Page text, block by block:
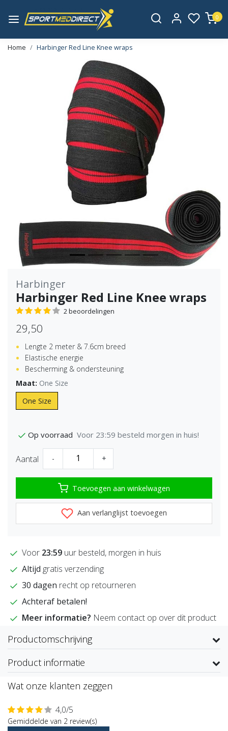
0
Home Harbinger Red Line Knee wraps
Harbinger
Harbinger Red Line Knee wraps
2 beoordelingen
29,50
Lengte 2 meter & 7.6cm breed
Elastische energie
Bescherming & ondersteuning
Maat: One Size
One Size
Op voorraad Voor 23:59 besteld morgen in huis!
Aantal - +
Toevoegen aan winkelwagen
Aan verlanglijst toevoegen
Voor 23:59 uur besteld, morgen in huis
Altijd gratis verzending
30 dagen recht op retourneren
Achteraf betalen!
Meer informatie? Neem contact op over dit product
Productomschrijving
Product informatie
Wat onze klanten zeggen
4,0/5
Gemiddelde van 2 review(s)